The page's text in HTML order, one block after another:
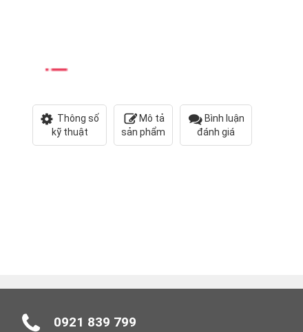
Thông số
kỹ thuật
Mô tả
sản phẩm
Bình luận
đánh giá
0921 839 799